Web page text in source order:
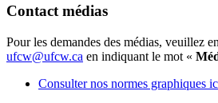
Contact médias
Pour les demandes des médias, veuillez
ufcw@ufcw.ca en indiquant le mot «
Consulter nos normes graphiques